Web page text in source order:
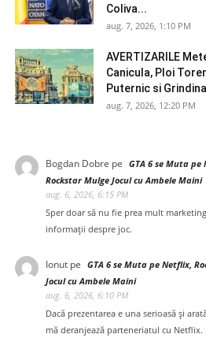
Coliva...
aug. 7, 2026, 1:10 PM
AVERTIZARILE
Canicula, Ploi
Puternic si
aug. 7, 2026, 12:20 PM
Bogdan Dobre pe GTA 6 se Muta pe
Rockstar Mulge Jocul cu Ambele Maini
aug. 6, 2026, 6:15 PM
Sper doar să nu fie prea mult
informații despre joc.
Ionut pe GTA 6 se Muta pe Netflix,
Jocul cu Ambele Maini
aug. 6, 2026, 6:10 PM
Dacă prezentarea e una serioasă și
mă deranjează parteneriatul cu Netflix.